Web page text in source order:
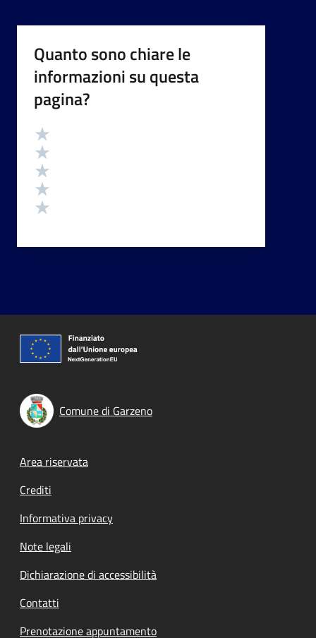
Quanto sono chiare le
informazioni su questa
pagina?
Valutazione
Comune di Garzeno
Footer menu
Area riservata
Crediti
Informativa privacy
Note legali
Dichiarazione di accessibilità
Contatti
Prenotazione appuntamento